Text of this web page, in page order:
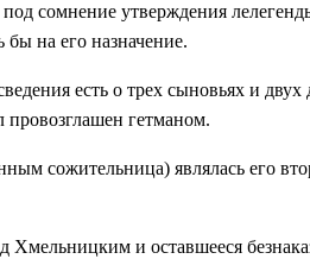
сомнение утверждения
бы на его назначение.
есть о трех сыновьях и
гетманом.
сожительница) являлась его
и оставшееся